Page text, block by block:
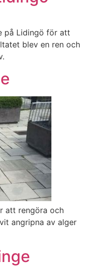
på Lidingö för att
blev en ren och
att rengöra och
angripna av alger